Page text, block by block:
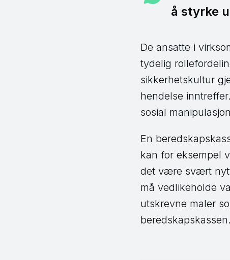
å styrke
De ansatte i
tydelig
sikkerhetskultur
hendelse
sosial
En
kan for eksempel
det være svært
må vedlikeholde
utskrevne maler
beredskapskassen.